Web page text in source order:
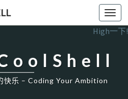
High一下!
快乐 – Coding Your Ambition